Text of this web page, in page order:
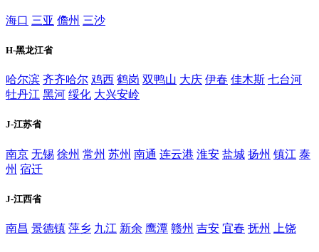
海口 三亚 儋州 三沙
H-黑龙江省
哈尔滨 齐齐哈尔 鸡西 鹤岗 双鸭山 大庆 伊春 佳木斯 七台河
牡丹江 黑河 绥化 大兴安岭
J-江苏省
南京 无锡 徐州 常州 苏州 南通 连云港 淮安 盐城 扬州 镇江 泰
州 宿迁
J-江西省
南昌 景德镇 萍乡 九江 新余 鹰潭 赣州 吉安 宜春 抚州 上饶